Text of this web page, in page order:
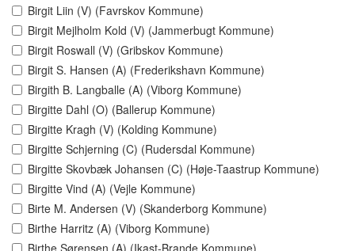
Birgit Liin (V) (Favrskov Kommune)
Birgit Mejlholm Kold (V) (Jammerbugt Kommune)
Birgit Roswall (V) (Gribskov Kommune)
Birgit S. Hansen (A) (Frederikshavn Kommune)
Birgith B. Langballe (A) (Viborg Kommune)
Birgitte Dahl (O) (Ballerup Kommune)
Birgitte Kragh (V) (Kolding Kommune)
Birgitte Schjerning (C) (Rudersdal Kommune)
Birgitte Skovbæk Johansen (C) (Høje-Taastrup Kommune)
Birgitte Vind (A) (Vejle Kommune)
Birte M. Andersen (V) (Skanderborg Kommune)
Birthe Harritz (A) (Viborg Kommune)